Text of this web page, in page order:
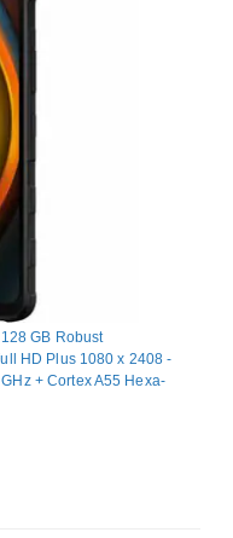
GB Robust
HD Plus 1080 x 2408 -
+ Cortex A55 Hexa-
- Schwarz - Bar - 2 SIM
5 Megapixel - Rear
- Near Field